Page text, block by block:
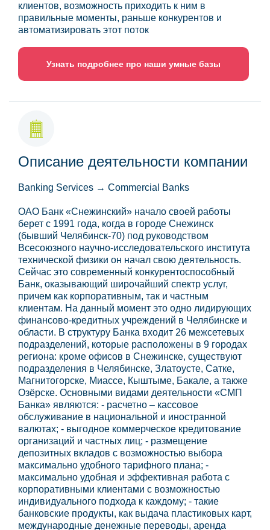
клиентов, возможность приходить к ним в
правильные моменты, раньше конкурентов и
автоматизировать этот поток
Узнать подробнее про наши умные базы
Описание деятельности компании
Banking Services → Commercial Banks
ОАО Банк «Снежинский» начало своей работы
берет с 1991 года, когда в городе Снежинск
(бывший Челябинск-70) под руководством
Всесоюзного научно-исследовательского института
технической физики он начал свою деятельность.
Сейчас это современный конкурентоспособный
Банк, оказывающий широчайший спектр услуг,
причем как корпоративным, так и частным
клиентам. На данный момент это одно лидирующих
финансово-кредитных учреждений в Челябинске и
области. В структуру Банка входит 26 межсетевых
подразделений, которые расположены в 9 городах
региона: кроме офисов в Снежинске, существуют
подразделения в Челябинске, Златоусте, Сатке,
Магнитогорске, Миассе, Кыштыме, Бакале, а также
Озёрске. Основными видами деятельности «СМП
Банка» являются: - расчетно – кассовое
обслуживание в национальной и иностранной
валютах; - выгодное коммерческое кредитование
организаций и частных лиц; - размещение
депозитных вкладов с возможностью выбора
максимально удобного тарифного плана; -
максимально удобная и эффективная работа с
корпоративными клиентами с возможностью
индивидуального подхода к каждому; - такие
банковские продукты, как выдача пластиковых карт,
международные денежные переводы, аренда